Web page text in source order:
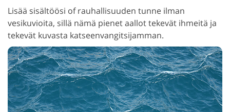
Lisää sisältöösi of rauhallisuuden tunne ilman
vesikuvioita, sillä nämä pienet aallot tekevät ihmeitä ja
tekevät kuvasta katseenvangitsijamman.